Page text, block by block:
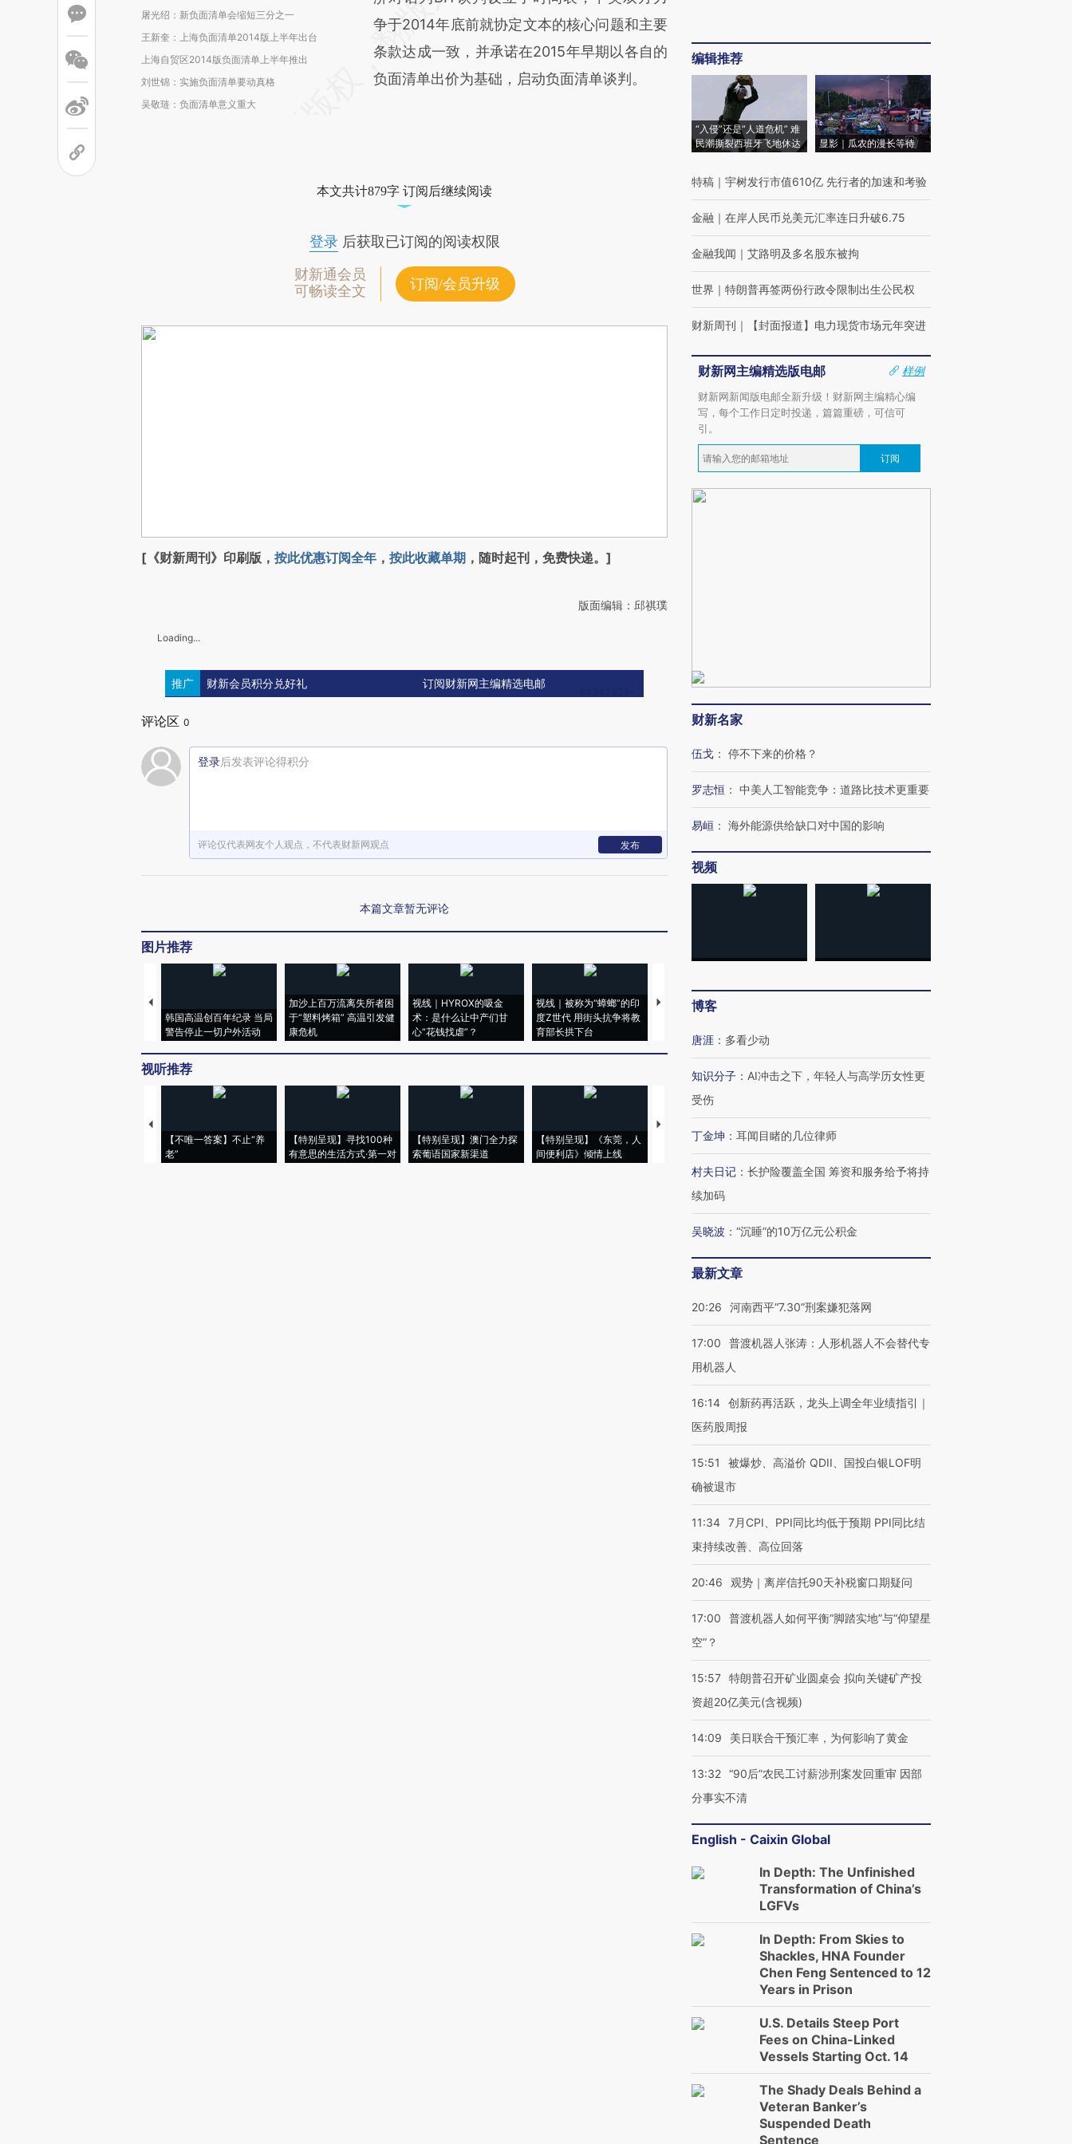
屠光绍：新负面清单会缩短三分之一
王新奎：上海负面清单2014版上半年出台
上海自贸区2014版负面清单上半年推出
刘世锦：实施负面清单要动真格
吴敬琏：负面清单意义重大
争于2014年底前就协定文本的核心问题和主要
条款达成一致，并承诺在2015年早期以各自的
负面清单出价为基础，启动负面清单谈判。
本文共计879字 订阅后继续阅读
登录后获取已订阅的阅读权限
财新通会员
可畅读全文
订阅/会员升级
[《财新周刊》印刷版， 按此优惠订阅全年 ， 按此收藏单期 ，随时起刊，免费快递。]
版面编辑：邱祺璞
Loading...
推广 财新会员积分兑好礼 订阅财新网主编精选电邮
评论区 0
登录后发表评论得积分
评论仅代表网友个人观点，不代表财新网观点 发布
本篇文章暂无评论
图片推荐
韩国高温创百年纪录 当局
警告停止一切户外活动
加沙上百万流离失所者困
于“塑料烤箱” 高温引发健
康危机
视线｜HYROX的吸金
术：是什么让中产们甘
心“花钱找虐”？
视线｜被称为“蟑螂”的印
度Z世代 用街头抗争将教
育部长拱下台
视线｜“入侵”还是“人道危
飞地休达
视听推荐
【不唯一答案】不止“养
老”
【特别呈现】寻找100种
有意思的生活方式·第一对
【特别呈现】澳门全力探
索葡语国家新渠道
【特别呈现】《东莞，人
间便利店》倾情上线
【推广】走进第四届链博
会，让数智科技“链”接产
【特别呈现】寻找100种
有意思的生活方式·第三对
住三大增长引擎是什么？
编辑推荐
“入侵”还是“人道危机” 难
民潮撕裂西班牙飞地休达
显影｜瓜农的漫长等待
特稿 ｜ 宇树发行市值610亿 先行者的加速和考验
金融 ｜ 在岸人民币兑美元汇率连日升破6.75
金融我闻 ｜ 艾路明及多名股东被拘
世界 ｜ 特朗普再签两份行政令限制出生公民权
财新周刊 ｜ 【封面报道】电力现货市场元年突进
财新网主编精选版电邮
样例
财新网新闻版电邮全新升级！财新网主编精心编
写，每个工作日定时投递，篇篇重磅，可信可
引。
订阅
财新名家
伍戈 ： 停不下来的价格？
罗志恒 ： 中美人工智能竞争：道路比技术更重要
易峘 ： 海外能源供给缺口对中国的影响
视频
博客
唐涯 ： 多看少动
知识分子 ： AI冲击之下，年轻人与高学历女性更
受伤
丁金坤 ： 耳闻目睹的几位律师
村夫日记 ： 长护险覆盖全国 筹资和服务给予将持
续加码
吴晓波 ： “沉睡”的10万亿元公积金
最新文章
20:26 河南西平“7.30”刑案嫌犯落网
17:00
普渡机器人张涛：人形机器人不会替代专
用机器人
16:14 创新药再活跃，龙头上调全年业绩指引｜
医药股周报
15:51
被爆炒、高溢价 QDII、国投白银LOF明
确被退市
11:34 7月CPI、PPI同比均低于预期 PPI同比结
束持续改善、高位回落
20:46 观势｜离岸信托90天补税窗口期疑问
17:00
普渡机器人如何平衡“脚踏实地”与“仰望星
空”？
15:57 特朗普召开矿业圆桌会 拟向关键矿产投
资超20亿美元(含视频)
14:09 美日联合干预汇率，为何影响了黄金
13:32 “90后”农民工讨薪涉刑案发回重审 因部
分事实不清
English - Caixin Global
In Depth: The Unfinished
Transformation of China’s
LGFVs
In Depth: From Skies to
Shackles, HNA Founder
Chen Feng Sentenced to 12
Years in Prison
U.S. Details Steep Port
Fees on China-Linked
Vessels Starting Oct. 14
The Shady Deals Behind a
Veteran Banker’s
Suspended Death
Sentence